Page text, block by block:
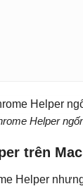
Helper
trên Mac
Helper